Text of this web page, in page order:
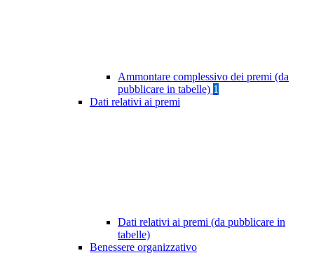
Ammontare complessivo dei premi (da
pubblicare in tabelle) 1
Dati relativi ai premi
Dati relativi ai premi (da pubblicare in
tabelle)
Benessere organizzativo